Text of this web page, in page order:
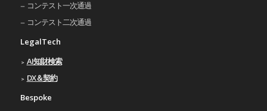
コンテスト一次通過
コンテスト二次通過
LegalTech
AI知財検索
DX＆契約
Bespoke